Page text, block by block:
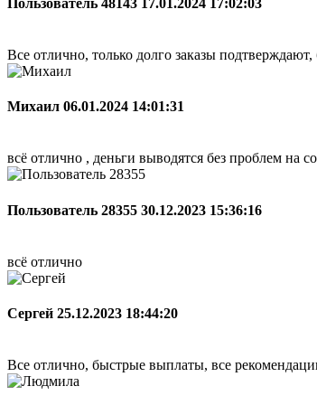
Все отлично, только долго заказы
Михаил 06.01.2024 14:01:31
всё отлично , деньги выводятся без проблем на
Пользователь 28355 30.12.2023 15:36:16
всё отлично
Сергей 25.12.2023 18:44:20
Все отлично, быстрые выплаты, все